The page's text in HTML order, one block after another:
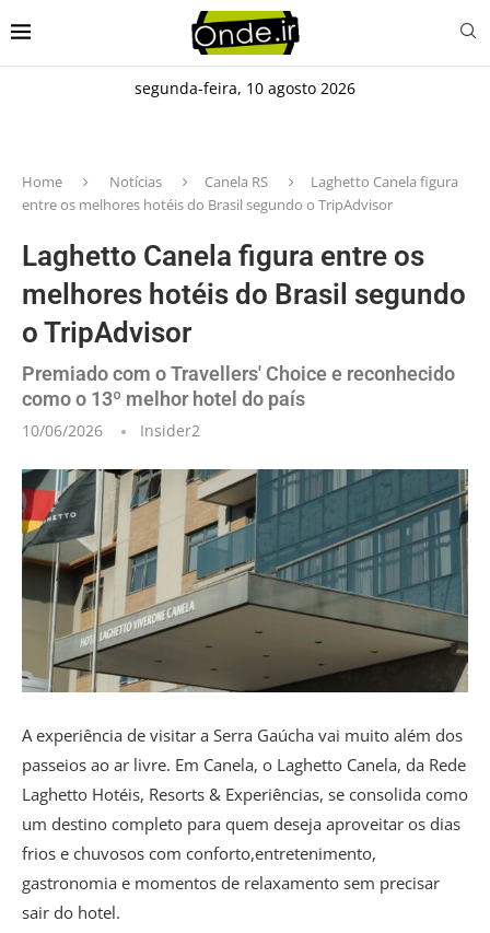
segunda-feira, 10 agosto 2026
Home Notícias Canela RS
Laghetto Canela figura
entre os melhores hotéis do Brasil segundo o TripAdvisor
Laghetto Canela figura entre os
melhores hotéis do Brasil segundo
o TripAdvisor
Premiado com o Travellers' Choice e reconhecido
como o 13º melhor hotel do país
10/06/2026 Insider2
A experiência de visitar a Serra Gaúcha vai muito além dos
passeios ao ar livre. Em Canela, o Laghetto Canela, da Rede
Laghetto Hotéis, Resorts & Experiências, se consolida como
um destino completo para quem deseja aproveitar os dias
frios e chuvosos com conforto,entretenimento,
gastronomia e momentos de relaxamento sem precisar
sair do hotel.